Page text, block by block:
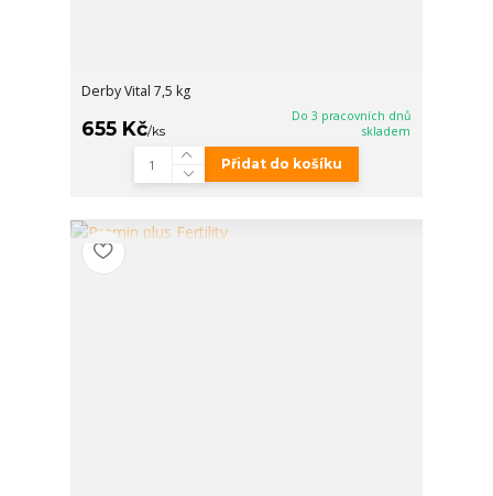
Derby Vital 7,5 kg
655 Kč/ks
Do 3 pracovních dnů
skladem
Přidat do košíku